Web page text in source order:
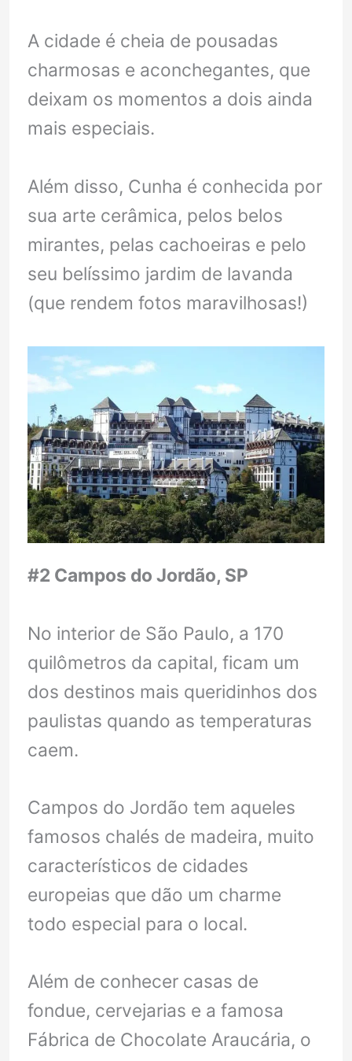
A cidade é cheia de pousadas
charmosas e aconchegantes, que
deixam os momentos a dois ainda
mais especiais.
Além disso, Cunha é conhecida por
sua arte cerâmica, pelos belos
mirantes, pelas cachoeiras e pelo
seu belíssimo jardim de lavanda
(que rendem fotos maravilhosas!)
#2 Campos do Jordão, SP
No interior de São Paulo, a 170
quilômetros da capital, ficam um
dos destinos mais queridinhos dos
paulistas quando as temperaturas
caem.
Campos do Jordão tem aqueles
famosos chalés de madeira, muito
característicos de cidades
europeias que dão um charme
todo especial para o local.
Além de conhecer casas de
fondue, cervejarias e a famosa
Fábrica de Chocolate Araucária, o